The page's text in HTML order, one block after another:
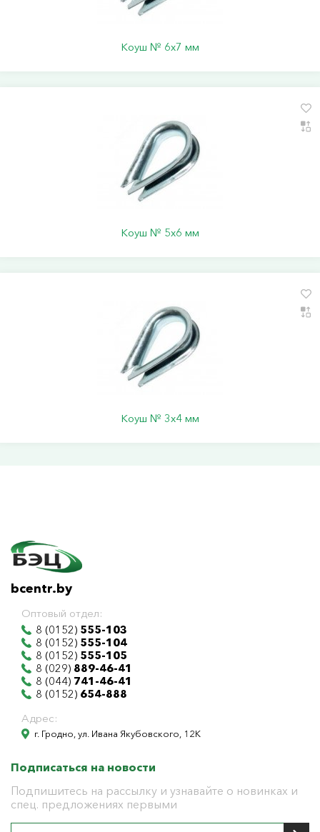
Коуш № 6х7 мм
Коуш № 5х6 мм
Коуш № 3х4 мм
bcentr.by
Оптовый отдел:
8 (0152) 555-103
8 (0152) 555-104
8 (0152) 555-105
8 (029) 889-46-41
8 (044) 741-46-41
8 (0152) 654-888
Адрес:
г. Гродно, ул. Ивана Якубовского, 12К
Подписаться на новости
Подпишитесь на рассылку и узнавайте о новинках и
спец. предложениях первыми